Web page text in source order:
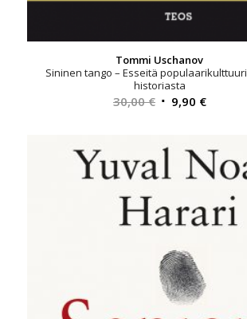
Tommi Uschanov
Sininen tango – Esseitä
historiasta
30,00€ Alkuperäinen
30,00 €.
9,90 €
9,90 €.